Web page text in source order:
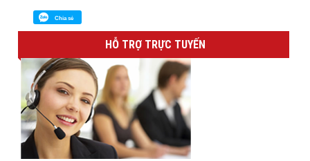
Chia sẻ
HỖ TRỢ TRỰC TUYẾN